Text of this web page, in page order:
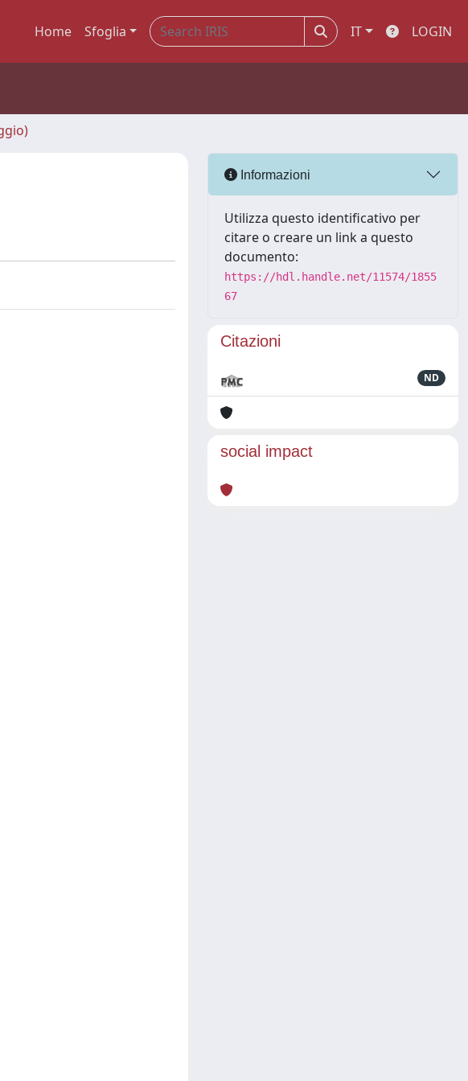
Home Sfoglia IT LOGIN
Informazioni
Utilizza questo identificativo per
citare o creare un link a questo
documento:
https://hdl.handle.net/11574/1855
67
Citazioni
ND
social impact